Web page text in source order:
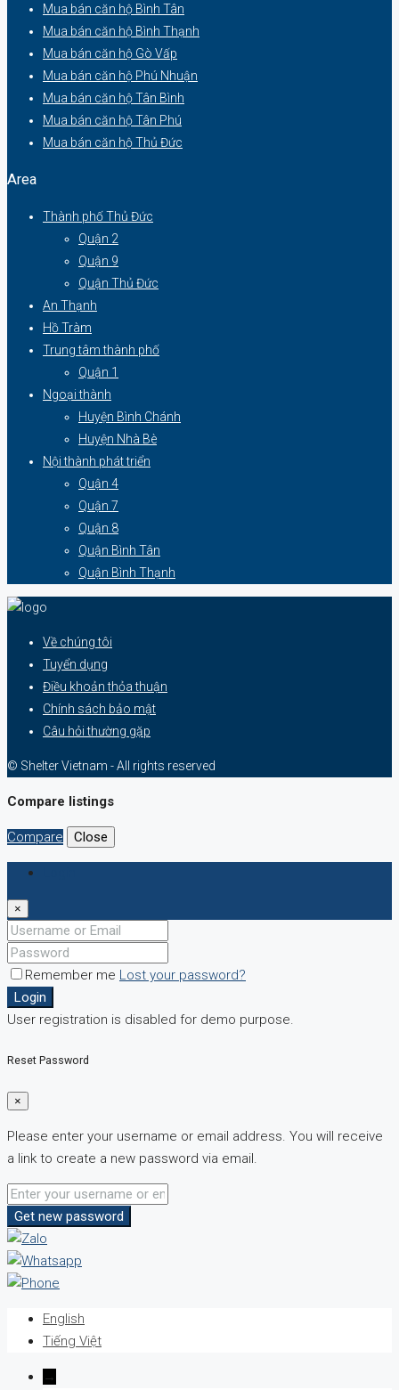
Mua bán căn hộ Bình Tân
Mua bán căn hộ Bình Thạnh
Mua bán căn hộ Gò Vấp
Mua bán căn hộ Phú Nhuận
Mua bán căn hộ Tân Bình
Mua bán căn hộ Tân Phú
Mua bán căn hộ Thủ Đức
Area
Thành phố Thủ Đức
Quận 2
Quận 9
Quận Thủ Đức
An Thạnh
Hồ Tràm
Trung tâm thành phố
Quận 1
Ngoại thành
Huyện Bình Chánh
Huyện Nhà Bè
Nội thành phát triển
Quận 4
Quận 7
Quận 8
Quận Bình Tân
Quận Bình Thạnh
Về chúng tôi
Tuyển dụng
Điều khoản thỏa thuận
Chính sách bảo mật
Câu hỏi thường gặp
© Shelter Vietnam - All rights reserved
Compare listings
Compare Close
×
Remember me Lost your password?
Login
User registration is disabled for demo purpose.
Reset Password
×
Please enter your username or email address. You will receive
a link to create a new password via email.
Get new password
English
Tiếng Việt
→